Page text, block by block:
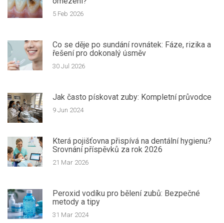
5 Feb 2026
Co se děje po sundání rovnátek: Fáze, rizika a
řešení pro dokonalý úsměv
30 Jul 2026
Jak často pískovat zuby: Kompletní průvodce
9 Jun 2024
Která pojišťovna přispívá na dentální hygienu?
Srovnání příspěvků za rok 2026
21 Mar 2026
Peroxid vodíku pro bělení zubů: Bezpečné
metody a tipy
31 Mar 2024